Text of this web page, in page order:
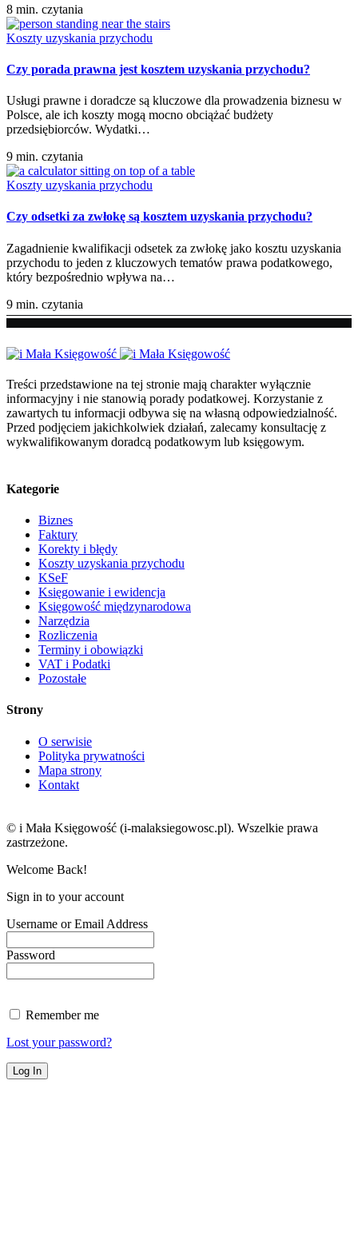
8 min. czytania
Koszty uzyskania przychodu
Czy porada prawna jest kosztem uzyskania przychodu?
Usługi prawne i doradcze są kluczowe dla prowadzenia biznesu w
Polsce, ale ich koszty mogą mocno obciążać budżety
przedsiębiorców. Wydatki…
9 min. czytania
Koszty uzyskania przychodu
Czy odsetki za zwłokę są kosztem uzyskania przychodu?
Zagadnienie kwalifikacji odsetek za zwłokę jako kosztu uzyskania
przychodu to jeden z kluczowych tematów prawa podatkowego,
który bezpośrednio wpływa na…
9 min. czytania
Treści przedstawione na tej stronie mają charakter wyłącznie
informacyjny i nie stanowią porady podatkowej. Korzystanie z
zawartych tu informacji odbywa się na własną odpowiedzialność.
Przed podjęciem jakichkolwiek działań, zalecamy konsultację z
wykwalifikowanym doradcą podatkowym lub księgowym.
Kategorie
Biznes
Faktury
Korekty i błędy
Koszty uzyskania przychodu
KSeF
Księgowanie i ewidencja
Księgowość międzynarodowa
Narzędzia
Rozliczenia
Terminy i obowiązki
VAT i Podatki
Pozostałe
Strony
O serwisie
Polityka prywatności
Mapa strony
Kontakt
© i Mała Księgowość (i-malaksiegowosc.pl). Wszelkie prawa
zastrzeżone.
Welcome Back!
Sign in to your account
Username or Email Address
Password
Remember me
Lost your password?